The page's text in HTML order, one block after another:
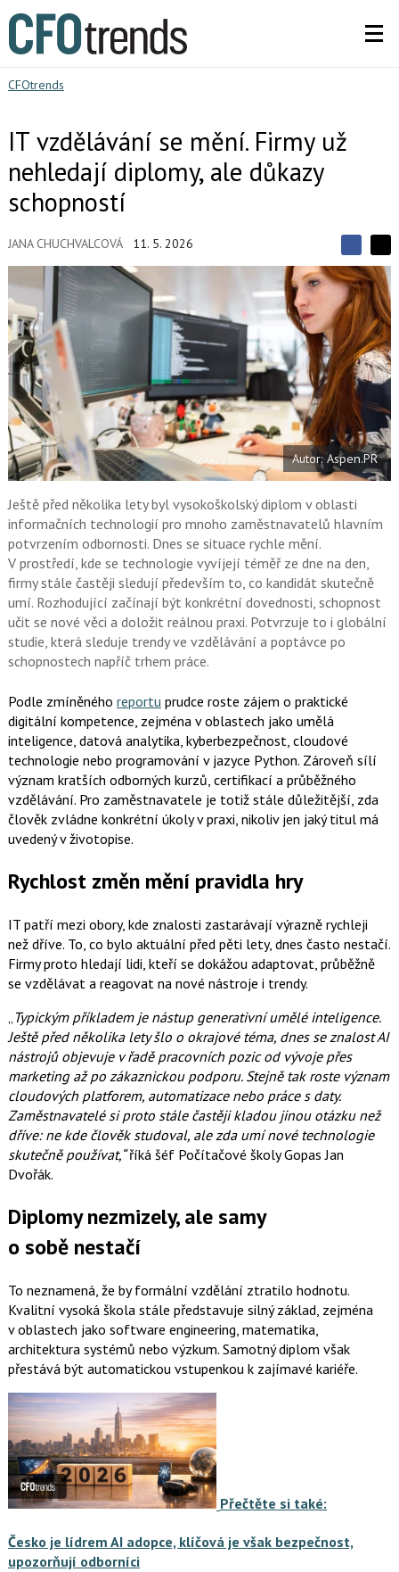
CFOtrends
IT vzdělávání se mění. Firmy už
nehledají diplomy, ale důkazy
schopností
JANA CHUCHVALCOVÁ 11. 5. 2026
S
d
í
l
e
t
S
d
í
l
e
j
t
e
n
a
F
a
c
b
o
o
k
u
d
í
l
e
j
t
e
n
a
í
i
X
Autor: Aspen.PR
Ještě před několika lety byl vysokoškolský diplom v oblasti
informačních technologií pro mnoho zaměstnavatelů hlavním
potvrzením odbornosti. Dnes se situace rychle mění.
V prostředí, kde se technologie vyvíjejí téměř ze dne na den,
firmy stále častěji sledují především to, co kandidát skutečně
umí. Rozhodující začínají být konkrétní dovednosti, schopnost
učit se nové věci a doložit reálnou praxi. Potvrzuje to i globální
studie, která sleduje trendy ve vzdělávání a poptávce po
schopnostech napříč trhem práce.
Podle zmíněného reportuprudce roste zájem o praktické
digitální kompetence, zejména v oblastech jako umělá
inteligence, datová analytika, kyberbezpečnost, cloudové
technologie nebo programování v jazyce Python. Zároveň sílí
význam kratších odborných kurzů, certifikací a průběžného
vzdělávání. Pro zaměstnavatele je totiž stále důležitější, zda
člověk zvládne konkrétní úkoly v praxi, nikoliv jen jaký titul má
uvedený v životopise.
Rychlost změn mění pravidla hry
IT patří mezi obory, kde znalosti zastarávají výrazně rychleji
než dříve. To, co bylo aktuální před pěti lety, dnes často nestačí.
Firmy proto hledají lidi, kteří se dokážou adaptovat, průběžně
se vzdělávat a reagovat na nové nástroje i trendy.
„Typickým příkladem je nástup generativní umělé inteligence.
Ještě před několika lety šlo o okrajové téma, dnes se znalost AI
nástrojů objevuje v řadě pracovních pozic od vývoje přes
marketing až po zákaznickou podporu. Stejně tak roste význam
cloudových platforem, automatizace nebo práce s daty.
Zaměstnavatelé si proto stále častěji kladou jinou otázku než
dříve: ne kde člověk studoval, ale zda umí nové technologie
skutečně používat,“říká šéf Počítačové školy Gopas Jan
Dvořák.
Diplomy nezmizely, ale samy
o sobě nestačí
To neznamená, že by formální vzdělání ztratilo hodnotu.
Kvalitní vysoká škola stále představuje silný základ, zejména
v oblastech jako software engineering, matematika,
architektura systémů nebo výzkum. Samotný diplom však
přestává být automatickou vstupenkou k zajímavé kariéře.
Přečtěte si také:
Česko je lídrem AI adopce, klíčová je však bezpečnost,
upozorňují odborníci